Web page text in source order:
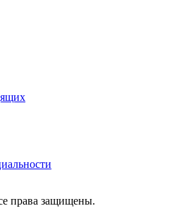
права защищены.